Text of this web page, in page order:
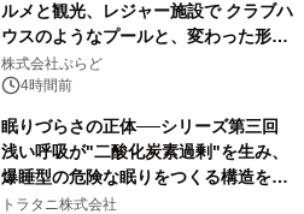
ルメと観光、レジャー施設で クラブハ
ウスのようなプールと、変わった形の
サウナも 「THE BOXY AWAJI」のお
得な素泊まり連泊プランで
株式会社ぷらど
4時間前
眠りづらさの正体──シリーズ第三回
浅い呼吸が"二酸化炭素過剰"を生み、
爆睡型の危険な眠りをつくる構造を解
説
トラタニ株式会社